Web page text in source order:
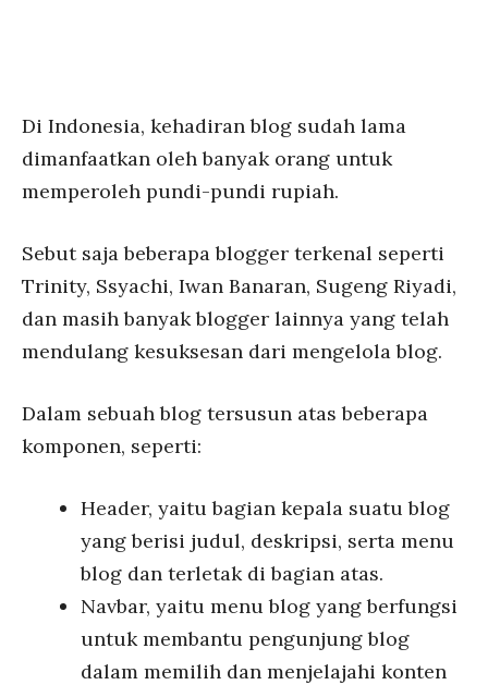
Di Indonesia, kehadiran blog sudah lama
dimanfaatkan oleh banyak orang untuk
memperoleh pundi-pundi rupiah.
Sebut saja beberapa blogger terkenal seperti
Trinity, Ssyachi, Iwan Banaran, Sugeng Riyadi,
dan masih banyak blogger lainnya yang telah
mendulang kesuksesan dari mengelola blog.
Dalam sebuah blog tersusun atas beberapa
komponen, seperti:
Header, yaitu bagian kepala suatu blog
yang berisi judul, deskripsi, serta menu
blog dan terletak di bagian atas.
Navbar, yaitu menu blog yang berfungsi
untuk membantu pengunjung blog
dalam memilih dan menjelajahi konten